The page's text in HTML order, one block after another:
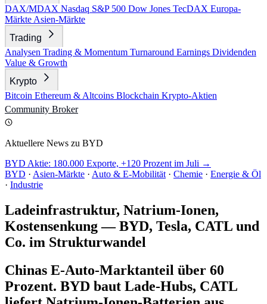
DAX/MDAX Nasdaq S&P 500 Dow Jones TecDAX Europa-
Märkte Asien-Märkte
Trading
Analysen Trading & Momentum Turnaround Earnings Dividenden
Value & Growth
Krypto
Bitcoin Ethereum & Altcoins Blockchain Krypto-Aktien
Community Broker
Aktuellere News zu BYD
BYD Aktie: 180.000 Exporte, +120 Prozent im Juli →
BYD · Asien-Märkte · Auto & E-Mobilität · Chemie · Energie & Öl
· Industrie
Ladeinfrastruktur, Natrium-Ionen,
Kostensenkung — BYD, Tesla, CATL und
Co. im Strukturwandel
Chinas E-Auto-Marktanteil über 60
Prozent. BYD baut Lade-Hubs, CATL